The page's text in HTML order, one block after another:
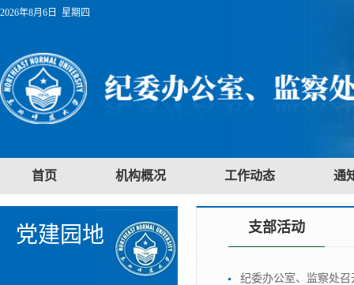
2026年8月6日 星期四
首页 机构概况 工作动态 通
党建园地 支部活动
纪委办公室、监察处